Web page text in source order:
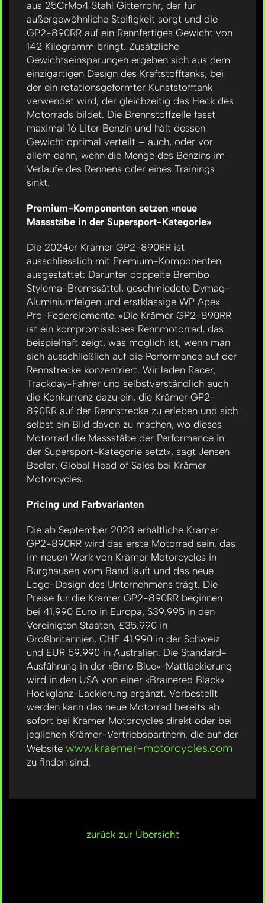
aus 25CrMo4 Stahl Gitterrohr, der für
außergewöhnliche Steifigkeit sorgt und die
GP2-890RR auf ein Rennfertiges Gewicht von
142 Kilogramm bringt. Zusätzliche
Gewichtseinsparungen ergeben sich aus dem
einzigartigen Design des Kraftstofftanks, bei
der ein rotationsgeformter Kunststofftank
verwendet wird, der gleichzeitig das Heck des
Motorrads bildet. Die Brennstoffzelle fasst
maximal 16 Liter Benzin und hält dessen
Gewicht optimal verteilt – auch, oder vor
allem dann, wenn die Menge des Benzins im
Verlaufe des Rennens oder eines Trainings
sinkt.
Premium-Komponenten setzen «neue
Massstäbe in der Supersport-Kategorie»
Die 2024er Krämer GP2-890RR ist
ausschliesslich mit Premium-Komponenten
ausgestattet: Darunter doppelte Brembo
Stylema-Bremssättel, geschmiedete Dymag-
Aluminiumfelgen und erstklassige WP Apex
Pro-Federelemente. «Die Krämer GP2-890RR
ist ein kompromissloses Rennmotorrad, das
beispielhaft zeigt, was möglich ist, wenn man
sich ausschließlich auf die Performance auf der
Rennstrecke konzentriert. Wir laden Racer,
Trackday-Fahrer und selbstverständlich auch
die Konkurrenz dazu ein, die Krämer GP2-
890RR auf der Rennstrecke zu erleben und sich
selbst ein Bild davon zu machen, wo dieses
Motorrad die Massstäbe der Performance in
der Supersport-Kategorie setzt», sagt Jensen
Beeler, Global Head of Sales bei Krämer
Motorcycles.
Pricing und Farbvarianten
Die ab September 2023 erhältliche Krämer
GP2-890RR wird das erste Motorrad sein, das
im neuen Werk von Krämer Motorcycles in
Burghausen vom Band läuft und das neue
Logo-Design des Unternehmens trägt. Die
Preise für die Krämer GP2-890RR beginnen
bei 41.990 Euro in Europa, $39.995 in den
Vereinigten Staaten, £35.990 in
Großbritannien, CHF 41.990 in der Schweiz
und EUR 59.990 in Australien. Die Standard-
Ausführung in der «Brno Blue»-Mattlackierung
wird in den USA von einer «Brainered Black»
Hockglanz-Lackierung ergänzt. Vorbestellt
werden kann das neue Motorrad bereits ab
sofort bei Krämer Motorcycles direkt oder bei
jeglichen Krämer-Vertriebspartnern, die auf der
Website www.kraemer-motorcycles.com
zu finden sind.
zurück zur Übersicht